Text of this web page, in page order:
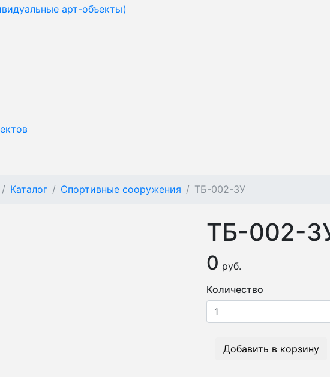
арт-объекты)
Каталог Спортивные сооружения ТБ-002-3У
ТБ-002-
0 руб.
Количество
Добавить в корзину